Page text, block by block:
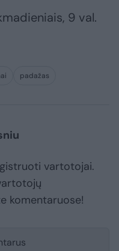
9 val.
padažas
vartotojai.
komentaruose!